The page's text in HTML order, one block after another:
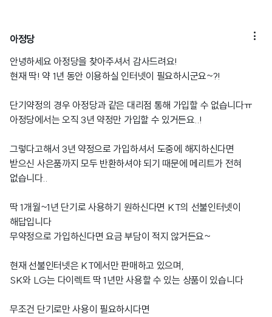
아정당 
안녕하세요 아정당을 찾아주셔서 감사드려요!
현재 딱! 약 1년 동안 이용하실 인터넷이 필요하시군요~?!
단기약정의 경우 아정당과 같은 대리점 통해 가입할 수 없습니다ㅠ
아정당에서는 오직 3년 약정만 가입할 수 있거든요..!
그렇다고해서 3년 약정으로 가입하셔서 도중에 해지하신다면
받으신 사은품까지 모두 반환하셔야 되기 때문에 메리트가 전혀
없습니다..
딱 1개월~1년 단기로 사용하기 원하신다면 KT의 선불인터넷이
해답입니다
무약정으로 가입하신다면 요금 부담이 적지 않거든요~
현재 선불인터넷은 KT에서만 판매하고 있으며,
SK와 LG는 다이렉트 딱 1년만 사용할 수 있는 상품이 있습니다
무조건 단기로만 사용이 필요하시다면